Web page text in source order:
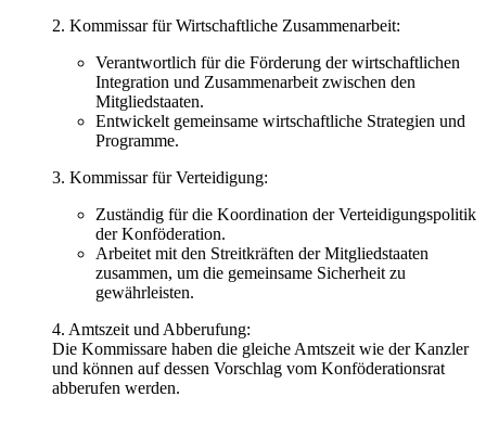
2. Kommissar für Wirtschaftliche Zusammenarbeit:
Verantwortlich für die Förderung der wirtschaftlichen
Integration und Zusammenarbeit zwischen den
Mitgliedstaaten.
Entwickelt gemeinsame wirtschaftliche Strategien und
Programme.
3. Kommissar für Verteidigung:
Zuständig für die Koordination der Verteidigungspolitik
der Konföderation.
Arbeitet mit den Streitkräften der Mitgliedstaaten
zusammen, um die gemeinsame Sicherheit zu
gewährleisten.
4. Amtszeit und Abberufung:
Die Kommissare haben die gleiche Amtszeit wie der Kanzler
und können auf dessen Vorschlag vom Konföderationsrat
abberufen werden.